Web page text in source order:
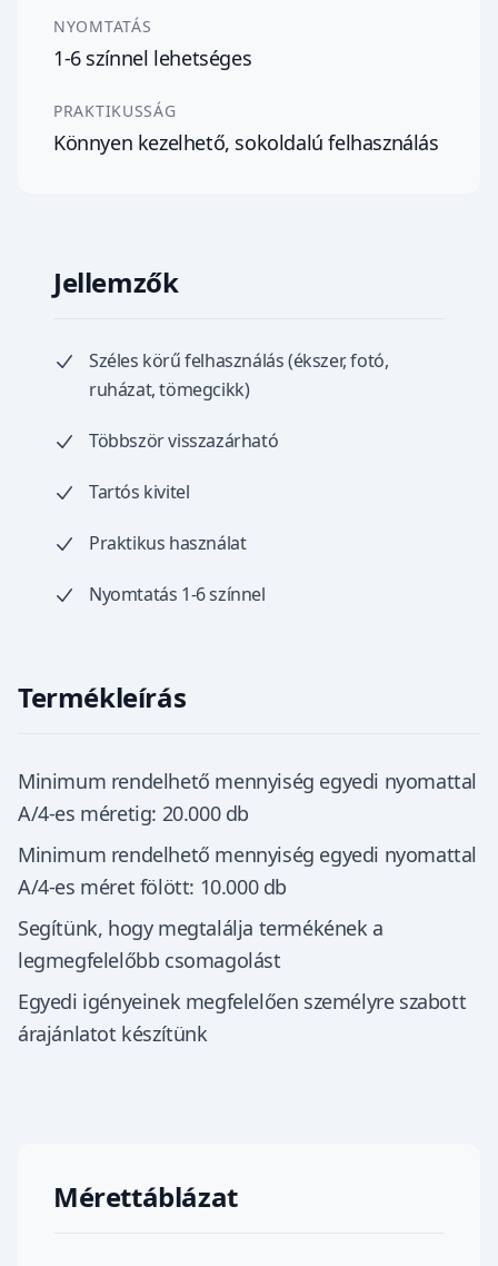
NYOMTATÁS
1-6 színnel lehetséges
PRAKTIKUSSÁG
Könnyen kezelhető, sokoldalú felhasználás
Jellemzők
Széles körű felhasználás (ékszer, fotó,
ruházat, tömegcikk)
Többször visszazárható
Tartós kivitel
Praktikus használat
Nyomtatás 1-6 színnel
Termékleírás
Minimum rendelhető mennyiség egyedi nyomattal
A/4-es méretig: 20.000 db
Minimum rendelhető mennyiség egyedi nyomattal
A/4-es méret fölött: 10.000 db
Segítünk, hogy megtalálja termékének a
legmegfelelőbb csomagolást
Egyedi igényeinek megfelelően személyre szabott
árajánlatot készítünk
Mérettáblázat